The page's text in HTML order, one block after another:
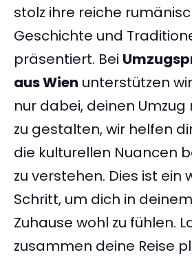
stolz ihre reiche
Geschichte und
präsentiert. Bei
aus Wien unterstützen
nur dabei, deinen
zu gestalten, wir helfen
die kulturellen Nuancen
zu verstehen. Dies ist ein
Schritt, um dich in
Zuhause wohl zu fühlen.
zusammen deine Reise